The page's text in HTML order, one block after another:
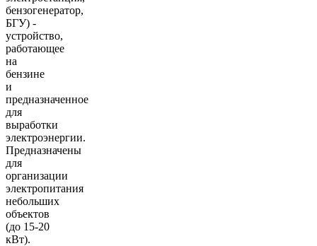
бензогенератор,
БГУ) -
устройство,
работающее
на
бензине
и
предназначенное
для
выработки
электроэнергии.
Предназначены
для
организации
электропитания
небольших
объектов
(до 15-20
кВт).